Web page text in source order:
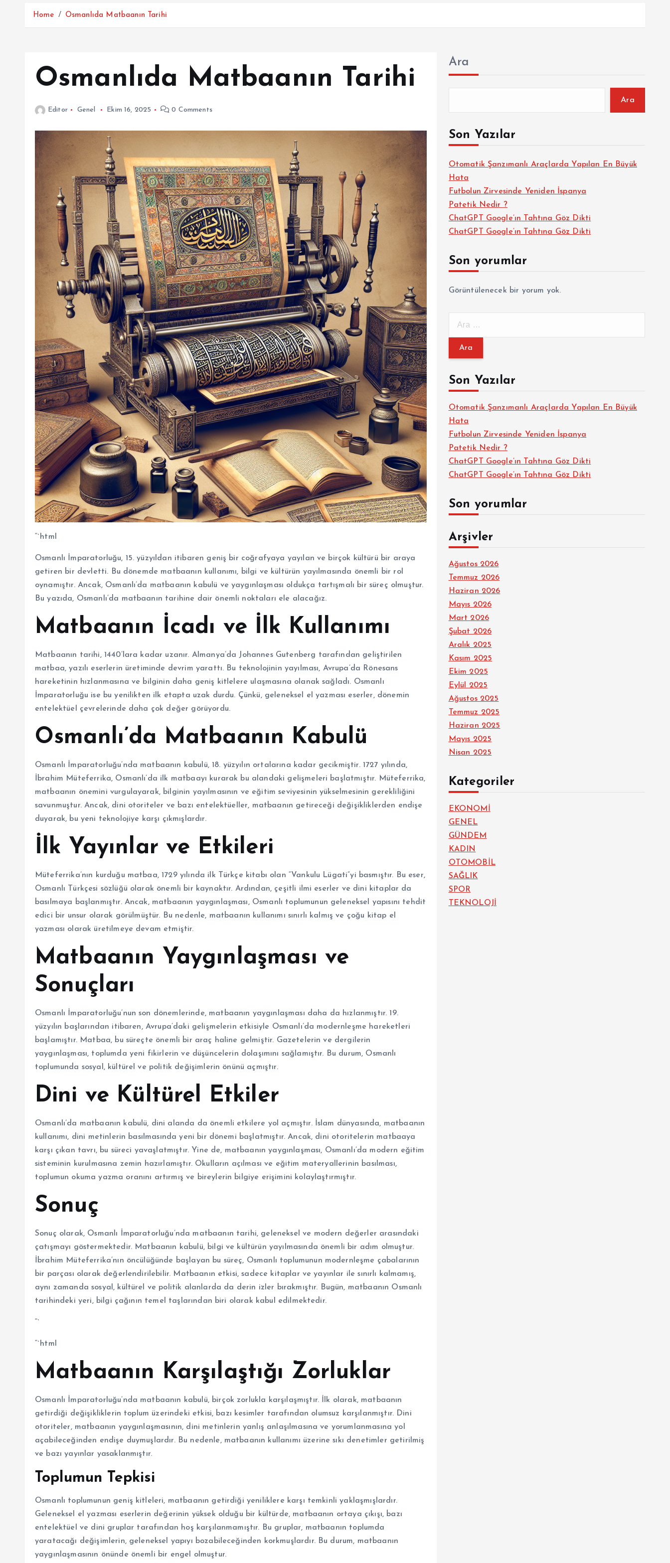
Home Osmanlıda Matbaanın Tarihi
Osmanlıda Matbaanın Tarihi
Editor Genel Ekim 16, 2025 0 Comments
“`html
Osmanlı İmparatorluğu, 15. yüzyıldan itibaren geniş bir coğrafyaya yayılan ve birçok kültürü bir araya
getiren bir devletti. Bu dönemde matbaanın kullanımı, bilgi ve kültürün yayılmasında önemli bir rol
oynamıştır. Ancak, Osmanlı’da matbaanın kabulü ve yaygınlaşması oldukça tartışmalı bir süreç olmuştur.
Bu yazıda, Osmanlı’da matbaanın tarihine dair önemli noktaları ele alacağız.
Matbaanın İcadı ve İlk Kullanımı
Matbaanın tarihi, 1440’lara kadar uzanır. Almanya’da Johannes Gutenberg tarafından geliştirilen
matbaa, yazılı eserlerin üretiminde devrim yarattı. Bu teknolojinin yayılması, Avrupa’da Rönesans
hareketinin hızlanmasına ve bilginin daha geniş kitlelere ulaşmasına olanak sağladı. Osmanlı
İmparatorluğu ise bu yenilikten ilk etapta uzak durdu. Çünkü, geleneksel el yazması eserler, dönemin
entelektüel çevrelerinde daha çok değer görüyordu.
Osmanlı’da Matbaanın Kabulü
Osmanlı İmparatorluğu’nda matbaanın kabulü, 18. yüzyılın ortalarına kadar gecikmiştir. 1727 yılında,
İbrahim Müteferrika, Osmanlı’da ilk matbaayı kurarak bu alandaki gelişmeleri başlatmıştır. Müteferrika,
matbaanın önemini vurgulayarak, bilginin yayılmasının ve eğitim seviyesinin yükselmesinin gerekliliğini
savunmuştur. Ancak, dini otoriteler ve bazı entelektüeller, matbaanın getireceği değişikliklerden endişe
duyarak, bu yeni teknolojiye karşı çıkmışlardır.
İlk Yayınlar ve Etkileri
Müteferrika’nın kurduğu matbaa, 1729 yılında ilk Türkçe kitabı olan “Vankulu Lügati”yi basmıştır. Bu eser,
Osmanlı Türkçesi sözlüğü olarak önemli bir kaynaktır. Ardından, çeşitli ilmi eserler ve dini kitaplar da
basılmaya başlanmıştır. Ancak, matbaanın yaygınlaşması, Osmanlı toplumunun geleneksel yapısını tehdit
edici bir unsur olarak görülmüştür. Bu nedenle, matbaanın kullanımı sınırlı kalmış ve çoğu kitap el
yazması olarak üretilmeye devam etmiştir.
Matbaanın Yaygınlaşması ve
Sonuçları
Osmanlı İmparatorluğu’nun son dönemlerinde, matbaanın yaygınlaşması daha da hızlanmıştır. 19.
yüzyılın başlarından itibaren, Avrupa’daki gelişmelerin etkisiyle Osmanlı’da modernleşme hareketleri
başlamıştır. Matbaa, bu süreçte önemli bir araç haline gelmiştir. Gazetelerin ve dergilerin
yaygınlaşması, toplumda yeni fikirlerin ve düşüncelerin dolaşımını sağlamıştır. Bu durum, Osmanlı
toplumunda sosyal, kültürel ve politik değişimlerin önünü açmıştır.
Dini ve Kültürel Etkiler
Osmanlı’da matbaanın kabulü, dini alanda da önemli etkilere yol açmıştır. İslam dünyasında, matbaanın
kullanımı, dini metinlerin basılmasında yeni bir dönemi başlatmıştır. Ancak, dini otoritelerin matbaaya
karşı çıkan tavrı, bu süreci yavaşlatmıştır. Yine de, matbaanın yaygınlaşması, Osmanlı’da modern eğitim
sisteminin kurulmasına zemin hazırlamıştır. Okulların açılması ve eğitim materyallerinin basılması,
toplumun okuma yazma oranını artırmış ve bireylerin bilgiye erişimini kolaylaştırmıştır.
Sonuç
Sonuç olarak, Osmanlı İmparatorluğu’nda matbaanın tarihi, geleneksel ve modern değerler arasındaki
çatışmayı göstermektedir. Matbaanın kabulü, bilgi ve kültürün yayılmasında önemli bir adım olmuştur.
İbrahim Müteferrika’nın öncülüğünde başlayan bu süreç, Osmanlı toplumunun modernleşme çabalarının
bir parçası olarak değerlendirilebilir. Matbaanın etkisi, sadece kitaplar ve yayınlar ile sınırlı kalmamış,
aynı zamanda sosyal, kültürel ve politik alanlarda da derin izler bırakmıştır. Bugün, matbaanın Osmanlı
tarihindeki yeri, bilgi çağının temel taşlarından biri olarak kabul edilmektedir.
“`
“`html
Matbaanın Karşılaştığı Zorluklar
Osmanlı İmparatorluğu’nda matbaanın kabulü, birçok zorlukla karşılaşmıştır. İlk olarak, matbaanın
getirdiği değişikliklerin toplum üzerindeki etkisi, bazı kesimler tarafından olumsuz karşılanmıştır. Dini
otoriteler, matbaanın yaygınlaşmasının, dini metinlerin yanlış anlaşılmasına ve yorumlanmasına yol
açabileceğinden endişe duymuşlardır. Bu nedenle, matbaanın kullanımı üzerine sıkı denetimler getirilmiş
ve bazı yayınlar yasaklanmıştır.
Toplumun Tepkisi
Osmanlı toplumunun geniş kitleleri, matbaanın getirdiği yeniliklere karşı temkinli yaklaşmışlardır.
Geleneksel el yazması eserlerin değerinin yüksek olduğu bir kültürde, matbaanın ortaya çıkışı, bazı
entelektüel ve dini gruplar tarafından hoş karşılanmamıştır. Bu gruplar, matbaanın toplumda
yaratacağı değişimlerin, geleneksel yapıyı bozabileceğinden korkmuşlardır. Bu durum, matbaanın
yaygınlaşmasının önünde önemli bir engel olmuştur.
Ara
Ara
Son Yazılar
Otomatik Şanzımanlı Araçlarda Yapılan En Büyük
Hata
Futbolun Zirvesinde Yeniden İspanya
Patetik Nedir ?
ChatGPT Google’ın Tahtına Göz Dikti
ChatGPT Google’ın Tahtına Göz Dikti
Son yorumlar
Görüntülenecek bir yorum yok.
m
:Son Yazılar
Otomatik Şanzımanlı Araçlarda Yapılan En Büyük
Hata
Futbolun Zirvesinde Yeniden İspanya
Patetik Nedir ?
ChatGPT Google’ın Tahtına Göz Dikti
ChatGPT Google’ın Tahtına Göz Dikti
Son yorumlar
Arşivler
Ağustos 2026
Temmuz 2026
Haziran 2026
Mayıs 2026
Mart 2026
Şubat 2026
Aralık 2025
Kasım 2025
Ekim 2025
Eylül 2025
Ağustos 2025
Temmuz 2025
Haziran 2025
Mayıs 2025
Nisan 2025
Kategoriler
EKONOMİ
GENEL
GÜNDEM
KADIN
OTOMOBİL
SAĞLIK
SPOR
TEKNOLOJİ